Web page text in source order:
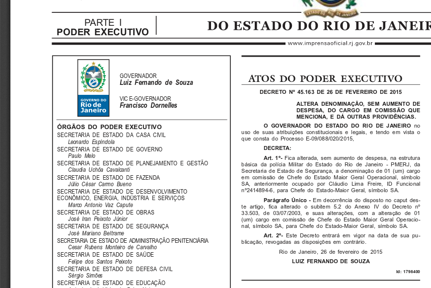
PARTE I
PODER EXECUTIVO
ÓRGÃOS DO PODER EXECUTIVO
SECRETARIA  DE  ESTADO  DA  CASA  CIVIL
Leonardo  Espíndola
SECRETARIA  DE  ESTADO  DE  GOVERNO
Paulo  Melo
SECRETARIA  DE  ESTADO  DE  PLANEJAMENTO  E  GESTÃO
Claudia  Uchôa  Cavalcanti
SECRETARIA  DE  ESTADO  DE  FAZENDA
Júlio  César  Carmo  Bueno
SECRETARIA  DE  ESTADO  DE  DESENVOLVIMENTO
ECONÔMICO,  ENERGIA,  INDÚSTRIA  E  SERVIÇOS
Marco  Antonio  Vaz  Capute
SECRETARIA  DE  ESTADO  DE  OBRAS
José  Iran  Peixoto  Júnior
SECRETARIA  DE  ESTADO  DE  SEGURANÇA
José  Mariano  Bel trame
SECRETARIA  DE  ESTADO  DE  ADMINISTRAÇÃO  PENITENCIÁRIA
Cesar  Rubens  Monteiro  de  Carvalho
SECRETARIA  DE  ESTADO  DE  SAÚDE
Felipe  dos  Santos  Peixoto
SECRETARIA  DE  ESTADO  DE  DEFESA  CIVIL
Sérgio  Simões
SECRETARIA  DE  ESTADO  DE  EDUCAÇÃO
GOVERNADOR
Luiz  Fernando  de  Souza
VIC E-GOVERNADOR
Francisco  Dornelles
ATOS DO PODER EXECUTIVO
DECRETO Nº 45.163 DE 26 DE FEVEREIRO DE 2015
ALTERA DENOMINAÇÃO, SEM AUMENTO DE
DESPESA, DO CARGO EM COMISSÃO QUE
MENCIONA, E DÁ OUTRAS PROVIDÊNCIAS.
O GOVERNADOR DO ESTADO DO RIO DE JANEIRO no
uso de suas atribuições constitucionais e legais, e tendo em vista o
que consta do Processo E-09/088/020/2015,
DECRETA:
Art. 1º- Fica alterada, sem aumento de despesa, na estrutura
básica da polícia Militar do Estado do Rio de Janeiro - PMERJ, da
Secretaria de Estado de Segurança, a denominação de 01 (um) cargo
em comissão de Chefe do Estado Maior Geral Operacional, símbolo
SA, anteriormente ocupado por Cláudio Lima Freire, ID Funcional
nº2414894-6, para Chefe do Estado-Maior Geral, símbolo SA.
Parágrafo Único - Em decorrência do disposto no caput des-
te artigo, fica alterado o subitem 5.2 do Anexo IV do Decreto nº
33.503, de 03/07/2003, e suas alterações, com a alteração de 01
(um) cargo em comissão de Chefe do Estado Maior Geral Operacio-
nal, símbolo SA, para Chefe do Estado-Maior Geral, símbolo SA.
Art. 2º-
Este Decreto entrará em vigor na data de sua pu-
blicação, revogadas as disposições em contrário.
Rio de Janeiro, 26 de fevereiro de 2015
LUIZ FERNANDO DE SOUZA
Id: 1798400